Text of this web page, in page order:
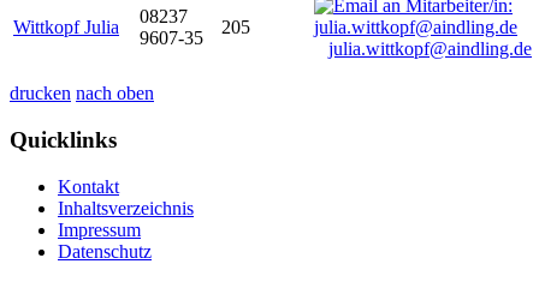
Wittkopf Julia
08237
9607-35
205
julia.wittkopf@aindling.de
drucken nach oben
Quicklinks
Kontakt
Inhaltsverzeichnis
Impressum
Datenschutz